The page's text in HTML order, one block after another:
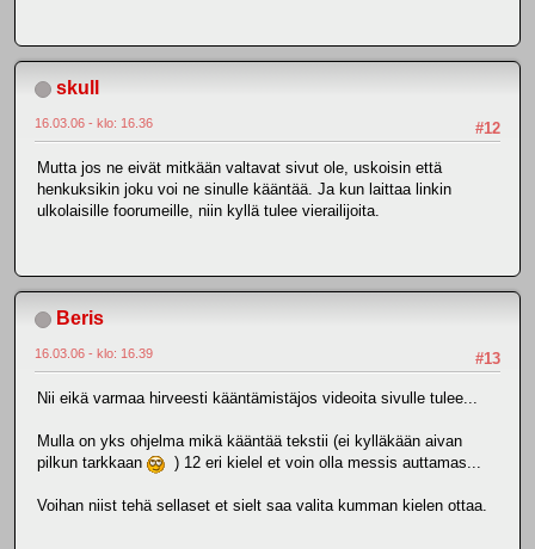
skull
#12
16.03.06 - klo: 16.36
Mutta jos ne eivät mitkään valtavat sivut ole, uskoisin että
henkuksikin joku voi ne sinulle kääntää. Ja kun laittaa linkin
ulkolaisille foorumeille, niin kyllä tulee vierailijoita.
Beris
#13
16.03.06 - klo: 16.39
Nii eikä varmaa hirveesti kääntämistäjos videoita sivulle tulee...
Mulla on yks ohjelma mikä kääntää tekstii (ei kylläkään aivan
pilkun tarkkaan
) 12 eri kielel et voin olla messis auttamas...
Voihan niist tehä sellaset et sielt saa valita kumman kielen ottaa.